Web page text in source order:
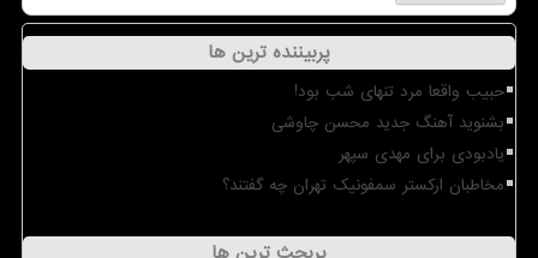
پربیننده ترین ها
حبیب واقعا مرد تنهای شب بود!
بشنوید آهنگ جدید محسن چاوشی
یادبودی برای مهدی سپهر
مخاطبان ارکستر سمفونیک تهران چه گفتند؟